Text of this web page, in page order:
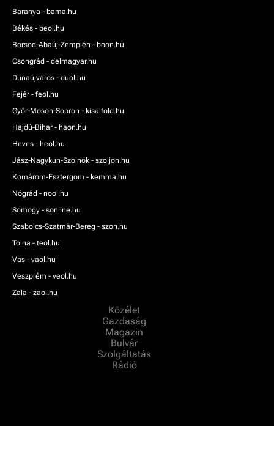
Baranya - bama.hu
Békés - beol.hu
Borsod-Abaúj-Zemplén - boon.hu
Csongrád - delmagyar.hu
Dunaújváros - duol.hu
Fejér - feol.hu
Győr-Moson-Sopron - kisalfold.hu
Hajdú-Bihar - haon.hu
Heves - heol.hu
Jász-Nagykun-Szolnok - szoljon.hu
Komárom-Esztergom - kemma.hu
Nógrád - nool.hu
Somogy - sonline.hu
Szabolcs-Szatmár-Bereg - szon.hu
Tolna - teol.hu
Vas - vaol.hu
Veszprém - veol.hu
Zala - zaol.hu
Közélet
Gazdaság
Magazin
Bulvár
Szolgáltatás
Rádió